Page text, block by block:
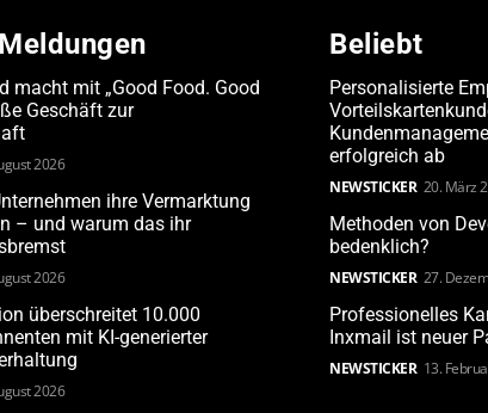
macht mit „Good Food. Good
Geschäft zur
2026
ihre Vermarktung
– und warum das ihr
2026
überschreitet 10.000
mit KI-generierter
2026
Beliebt
Personalisierte
erfolgreich ab
NEWSTICKER 20. März
Methoden von
bedenklich?
NEWSTICKER 27.
Professionelles
Inxmail ist neuer
NEWSTICKER 13.